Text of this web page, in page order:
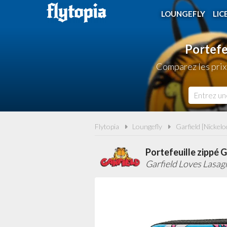
LOUNGEFLY
Comparez les
Flytopia Loungefly Garfield
Portefeuille zippé
Garfield Loves